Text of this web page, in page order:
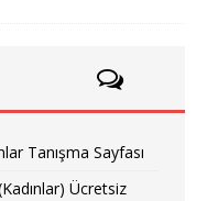
Tanışma Sayfası
Ücretsiz